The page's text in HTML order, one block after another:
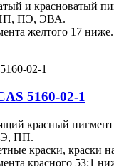
и красноватый
ПП, ПЭ, ЭВА.
желтого 17 ниже.
5160-02-1
красный
ПП.
краски, краски
красного 53:1